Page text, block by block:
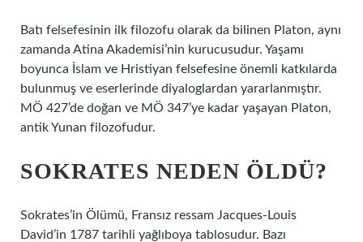
Batı felsefesinin ilk filozofu olarak da bilinen Platon, aynı
zamanda Atina Akademisi’nin kurucusudur. Yaşamı
boyunca İslam ve Hristiyan felsefesine önemli katkılarda
bulunmuş ve eserlerinde diyaloglardan yararlanmıştır.
MÖ 427’de doğan ve MÖ 347’ye kadar yaşayan Platon,
antik Yunan filozofudur.
SOKRATES NEDEN ÖLDÜ?
Sokrates’in Ölümü, Fransız ressam Jacques-Louis
David’in 1787 tarihli yağlıboya tablosudur. Bazı